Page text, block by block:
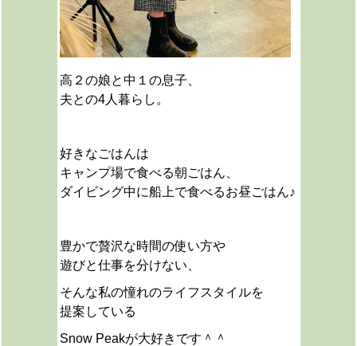
高２の娘と中１の息子、
夫との4人暮らし。
好きなごはんは
キャンプ場で食べる朝ごはん、
ダイビング中に船上で食べるお昼ごはん♪
豊かで贅沢な時間の使い方や
遊びと仕事を分けない、
そんな私の憧れのライフスタイルを
提案している
Snow Peakが大好きです＾＾